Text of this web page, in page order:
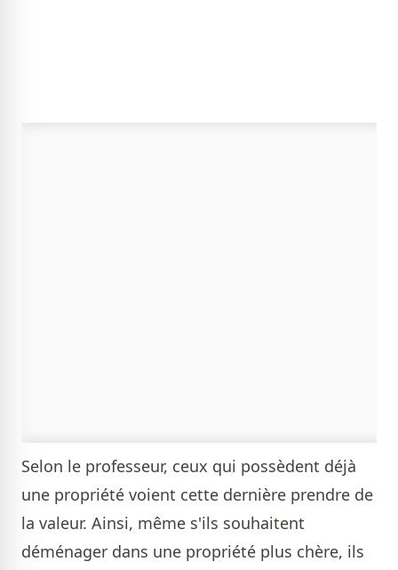
Selon le professeur, ceux qui possèdent déjà
une propriété voient cette dernière prendre de
la valeur. Ainsi, même s'ils souhaitent
déménager dans une propriété plus chère, ils